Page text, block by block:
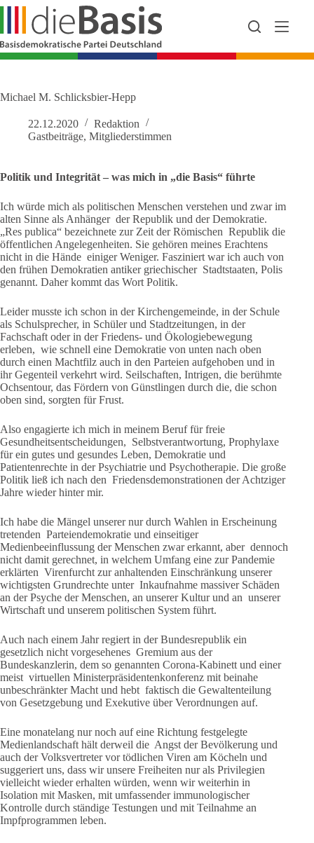
Zum
springen
Michael M. Schlicksbier-Hepp
22.12.2020
Redaktion
Gastbeiträge, Mitgliederstimmen
Politik und Integrität – was mich in „die Basis“ führte
Ich würde mich als politischen Menschen verstehen und zwar im
alten Sinne als Anhänger der Republik und der Demokratie.
„Res publica“ bezeichnete zur Zeit der Römischen Republik die
öffentlichen Angelegenheiten. Sie gehören meines Erachtens
nicht in die Hände einiger Weniger. Fasziniert war ich auch von
den frühen Demokratien antiker griechischer Stadtstaaten, Polis
genannt. Daher kommt das Wort Politik.
Leider musste ich schon in der Kirchengemeinde, in der Schule
als Schulsprecher, in Schüler und Stadtzeitungen, in der
Fachschaft oder in der Friedens- und Ökologiebewegung
erleben, wie schnell eine Demokratie von unten nach oben
durch einen Machtfilz auch in den Parteien aufgehoben und in
ihr Gegenteil verkehrt wird. Seilschaften, Intrigen, die berühmte
Ochsentour, das Fördern von Günstlingen durch die, die schon
oben sind, sorgten für Frust.
Also engagierte ich mich in meinem Beruf für freie
Gesundheitsentscheidungen, Selbstverantwortung, Prophylaxe
für ein gutes und gesundes Leben, Demokratie und
Patientenrechte in der Psychiatrie und Psychotherapie. Die große
Politik ließ ich nach den Friedensdemonstrationen der Achtziger
Jahre wieder hinter mir.
Ich habe die Mängel unserer nur durch Wahlen in Erscheinung
tretenden Parteiendemokratie und einseitiger
Medienbeeinflussung der Menschen zwar erkannt, aber dennoch
nicht damit gerechnet, in welchem Umfang eine zur Pandemie
erklärten Virenfurcht zur anhaltenden Einschränkung unserer
wichtigsten Grundrechte unter Inkaufnahme massiver Schäden
an der Psyche der Menschen, an unserer Kultur und an unserer
Wirtschaft und unserem politischen System führt.
Auch nach einem Jahr regiert in der Bundesrepublik ein
gesetzlich nicht vorgesehenes Gremium aus der
Bundeskanzlerin, dem so genannten Corona-Kabinett und einer
meist virtuellen Ministerpräsidentenkonferenz mit beinahe
unbeschränkter Macht und hebt faktisch die Gewaltenteilung
von Gesetzgebung und Exekutive über Verordnungen auf.
Eine monatelang nur noch auf eine Richtung festgelegte
Medienlandschaft hält derweil die Angst der Bevölkerung und
auch der Volksvertreter vor tödlichen Viren am Köcheln und
suggeriert uns, dass wir unsere Freiheiten nur als Privilegien
vielleicht wieder erhalten würden, wenn wir weiterhin in
Isolation mit Masken, mit umfassender immunologischer
Kontrolle durch ständige Testungen und mit Teilnahme an
Impfprogrammen leben.